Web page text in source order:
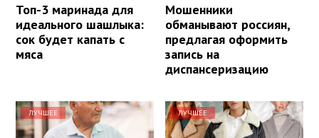
Топ-3 маринада для
идеального шашлыка:
сок будет капать с
мяса
Мошенники
обманывают россиян,
предлагая оформить
запись на
диспансеризацию
ЛУЧШЕЕ ЛУЧШЕЕ